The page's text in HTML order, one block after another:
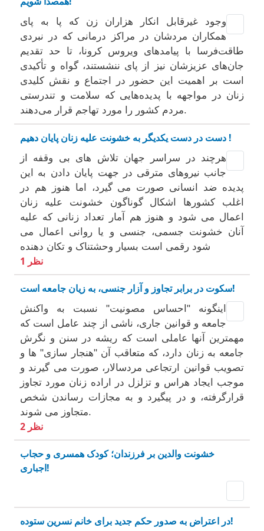
وجود غیرقابل انکار هزاران زن که پا به پای
همکاران مردشان در مراکز درمانی که در نبردی
طاقت‌فرسا با پیامدهای ویروس کرونا، تا حد تقدیم
جان‌های عزیزشان نیز از پای ننشستند، گواه و تأکیدی
است بر اهمیت این حضور در اجتماع و نقش کلیدی
زنان در مواجهه با پدیده‌هایی که سلامت و تندرستی
مردم کشور را مورد تهاجم قرار می‌دهند.
دست در دست یکدیگر به خشونت علیه زنان پایان دهیم !
هرچند در سراسر جهان تلاش های بی وقفه از
جانب نیروهای مترقی در جهت پایان دادن به این
پدیده ضد انسانی صورت می گیرد، اما هنوز هم در
اغلب کشورها اشکال گوناگون خشونت علیه زنان
اعمال می شود و هنوز هم آمار تعداد زنانی که علیه
آنان خشونت جسمی، جنسی و یا روانی اعمال می
شود رقمی است بسیار وحشتناک و تکان دهنده
1 نظر
سکوت در برابر تجاوز و آزار جنسی، به زیان جامعه است!
اینگونه "احساس مصونیت" نسبت به واکنش
جامعه و قوانین جاری، ناشی از چند عامل است که
مهمترین آنها عاملی است که ریشه در سنن و نگرش
جامعه به زنان دارد، که متعاقب آن "هنجار سازی" ها و
تصویب قوانین ارتجاعی مردسالار، صورت می گیرند و
موجب ایجاد هراس و تزلزل در اراده زنان مورد تجاوز
قرارگرفته، و در پیگیرد و به مجازات رساندن شخص
متجاوز می شوند.
2 نظر
خشونت والدین بر فرزندان؛ کودک همسری و حجاب
اجباری!
در اعتراض به صدور حکم جدید برای خانم نسرین ستوده!